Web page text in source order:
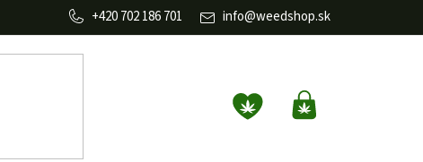
info@weedshop.sk
702 186 701
NÁKUPNÝ